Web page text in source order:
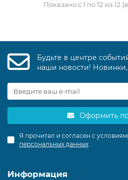
Показано с 1 по 12 из 12
Будьте в центре
наши новости!
Оформить
Я прочитал и согласен с
персональных данных
Информация